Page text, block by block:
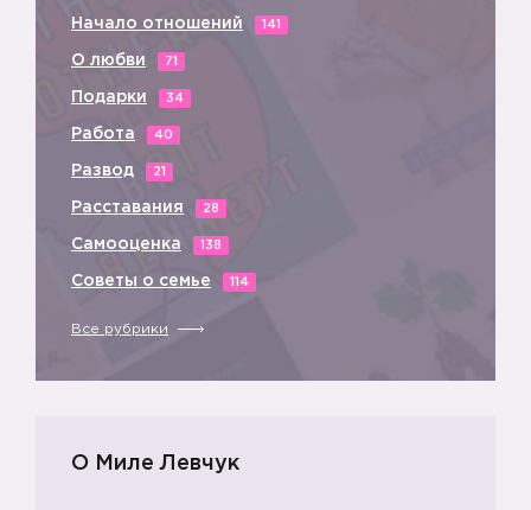
Начало отношений 141
О любви 71
Подарки 34
Работа 40
Развод 21
Расставания 28
Самооценка 138
Советы о семье 114
Все рубрики
О Миле Левчук